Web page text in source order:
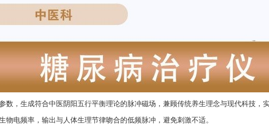
，生成符合中医阴阳五行平衡理论的脉冲磁场，兼顾传统养生理念与现代科技，
电频率，输出与人体生理节律吻合的低频脉冲，避免刺激不适。